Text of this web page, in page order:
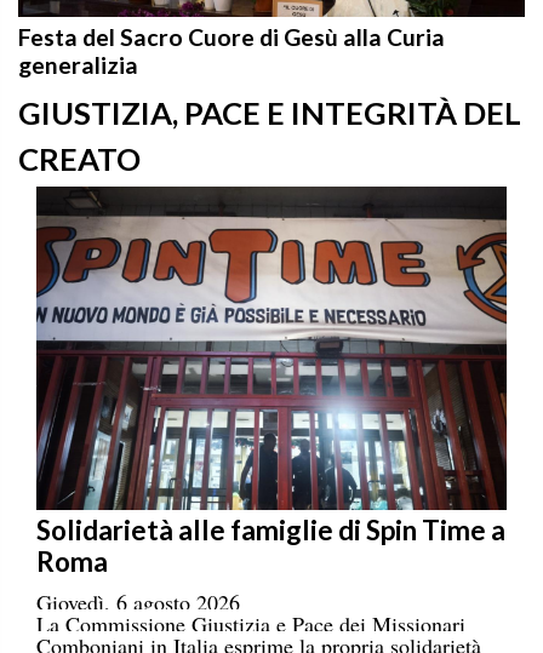
Festa del Sacro Cuore di Gesù alla Curia
generalizia
GIUSTIZIA, PACE E INTEGRITÀ DEL
CREATO
Solidarietà alle famiglie di Spin Time a
Roma
Giovedì, 6 agosto 2026
La Commissione Giustizia e Pace dei Missionari
Comboniani in Italia esprime la propria solidarietà